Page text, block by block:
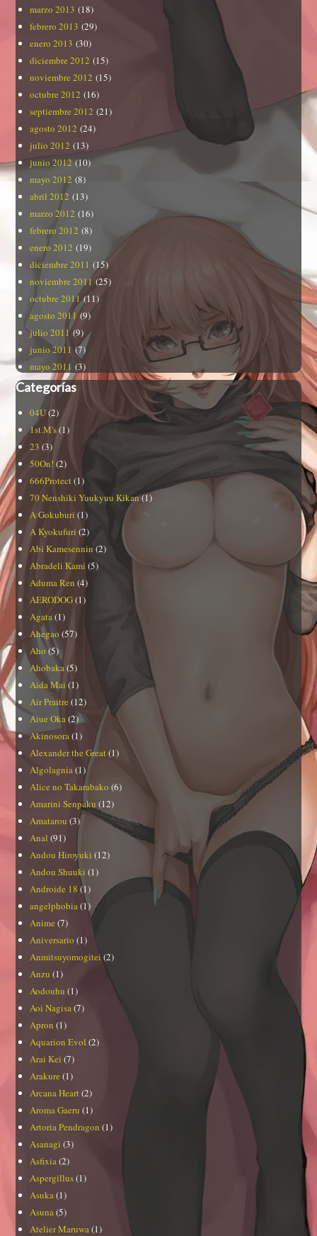
marzo 2013 (18)
febrero 2013 (29)
enero 2013 (30)
diciembre 2012 (15)
noviembre 2012 (15)
octubre 2012 (16)
septiembre 2012 (21)
agosto 2012 (24)
julio 2012 (13)
junio 2012(10)
mayo 2012 (8)
abril 2012 (13)
marzo 2012 (16)
febrero 2012 (8)
enero 2012 (19)
diciembre 2011 (15)
noviembre 2011 (25)
octubre 2011 (11)
agosto 2011(9)
julio 2011(9)
junio 2011 (7)
mayo 2011 (3)
Categorías
04U(2)
1st.M's(1)
23 (3)
50On! (2)
666Protect (1)
70 Nenshiki Yuukyuu Kikan(1)
A Gokuburi (1)
A Kyokufuri (2)
Abi Kamesennin (2)
Abradeli Kami (5)
Aduma Ren (4)
AERODOG(1)
Agata (1)
Ahegao (57)
Aho(5)
Ahobaka (5)
Aida Mai (1)
Air Praitre (12)
Aiue Oka (2)
Akinosora (1)
Alexander the Great (1)
Algolagnia (1)
Alice no Takarabako (6)
Amarini Senpaku (12)
Amatarou (3)
Anal (91)
Andou Hiroyuki (12)
Andou Shuuki (1)
Androide 18 (1)
angelphobia (1)
Anime (7)
Aniversario (1)
Anmitsuyomogitei(2)
Anzu (1)
Aodouhu (1)
Aoi Nagisa (7)
Apron (1)
Aquarion Evol (2)
Arai Kei (7)
Arakure (1)
Arcana Heart (2)
Aroma Gaeru (1)
Artoria Pendragon (1)
Asanagi (3)
Asfixia (2)
Aspergillus(1)
Asuka (1)
Asuna (5)
Atelier Maruwa (1)